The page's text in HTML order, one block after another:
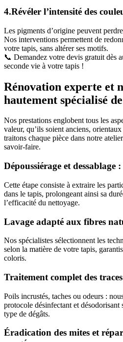
4.Révéler l’intensité des
Les pigments d’origine peuvent
Nos interventions permettent de
votre tapis, sans altérer ses motifs.
📞 Demandez votre devis gratuit dès
seconde vie à votre tapis !
Rénovation experte et
hautement spécialisé
Nos prestations englobent tous les
valeur, qu’ils soient anciens,
traitons chaque pièce dans notre
savoir-faire.
Dépoussiérage et dessablage
Cette étape consiste à extraire les
dans le tapis, prolongeant ainsi sa
l’efficacité du nettoyage.
Lavage adapté aux fibres
Nos spécialistes sélectionnent les
selon la matière de votre tapis,
coloris.
Traitement complet des
Poils incrustés, taches ou odeurs :
protocole désinfectant et désodorisant
type de dégâts.
Éradication des mites et